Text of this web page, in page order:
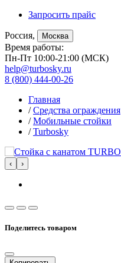
Запросить прайс
Россия, Москва
Время работы:
Пн-Пт 10:00-21:00 (МСК)
help@turbosky.ru
8 (800) 444-00-26
Главная
/Средства ограждения
/Мобильные стойки
/Turbosky
‹ ›
Поделитесь товаром